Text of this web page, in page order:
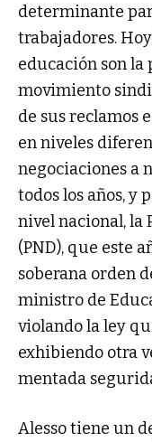
determinante
trabajadores.
educación son la
movimiento
de sus reclamos
en niveles
negociaciones a
todos los años, y
nivel nacional, la
(PND), que este
soberana orden
ministro de
violando la ley
exhibiendo otra
mentada
Alesso tiene un